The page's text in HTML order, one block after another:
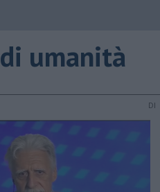
umanità
DI